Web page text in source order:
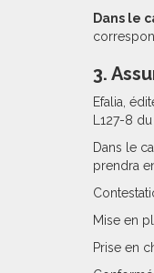
Dans le
3.
Efalia,
L127-8
Dans le
prendra
Mise en
Prise en